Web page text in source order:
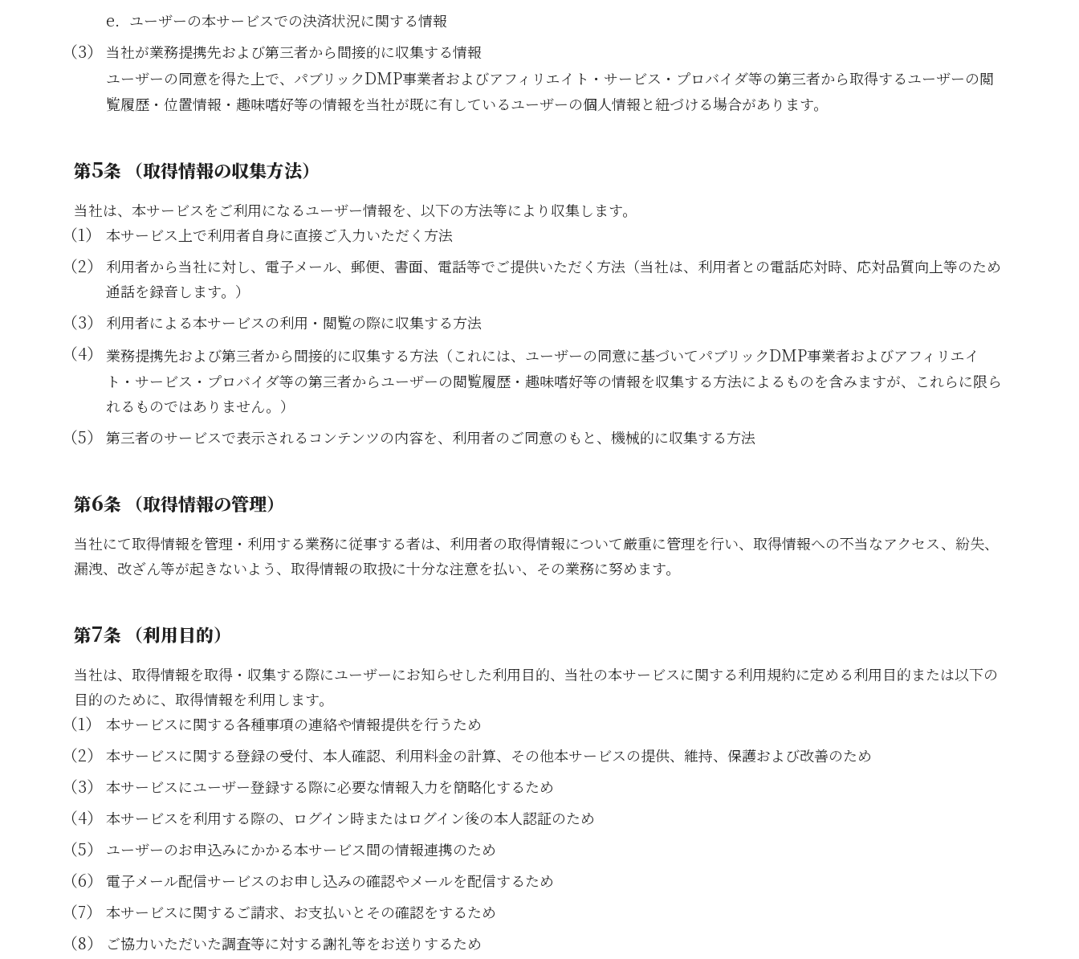
ユーザーの本サービスでの決済状況に関する情報
当社が業務提携先および第三者から間接的に収集する情報
ユーザーの同意を得た上で、パブリックDMP事業者およびアフィリエイト・サービス・プロバイダ等の第三者から取得するユーザーの閲
覧履歴・位置情報・趣味嗜好等の情報を当社が既に有しているユーザーの個人情報と紐づける場合があります。
第5条 （取得情報の収集方法）
当社は、本サービスをご利用になるユーザー情報を、以下の方法等により収集します。
本サービス上で利用者自身に直接ご入力いただく方法
利用者から当社に対し、電子メール、郵便、書面、電話等でご提供いただく方法（当社は、利用者との電話応対時、応対品質向上等のため
通話を録音します。）
利用者による本サービスの利用・閲覧の際に収集する方法
業務提携先および第三者から間接的に収集する方法（これには、ユーザーの同意に基づいてパブリックDMP事業者およびアフィリエイ
ト・サービス・プロバイダ等の第三者からユーザーの閲覧履歴・趣味嗜好等の情報を収集する方法によるものを含みますが、これらに限ら
れるものではありません。）
第三者のサービスで表示されるコンテンツの内容を、利用者のご同意のもと、機械的に収集する方法
第6条 （取得情報の管理）
当社にて取得情報を管理・利用する業務に従事する者は、利用者の取得情報について厳重に管理を行い、取得情報への不当なアクセス、紛失、
漏洩、改ざん等が起きないよう、取得情報の取扱に十分な注意を払い、その業務に努めます。
第7条 （利用目的）
当社は、取得情報を取得・収集する際にユーザーにお知らせした利用目的、当社の本サービスに関する利用規約に定める利用目的または以下の
目的のために、取得情報を利用します。
本サービスに関する各種事項の連絡や情報提供を行うため
本サービスに関する登録の受付、本人確認、利用料金の計算、その他本サービスの提供、維持、保護および改善のため
本サービスにユーザー登録する際に必要な情報入力を簡略化するため
本サービスを利用する際の、ログイン時またはログイン後の本人認証のため
ユーザーのお申込みにかかる本サービス間の情報連携のため
電子メール配信サービスのお申し込みの確認やメールを配信するため
本サービスに関するご請求、お支払いとその確認をするため
ご協力いただいた調査等に対する謝礼等をお送りするため